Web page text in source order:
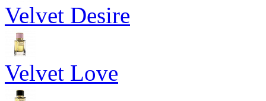
Velvet Desire
Velvet Love